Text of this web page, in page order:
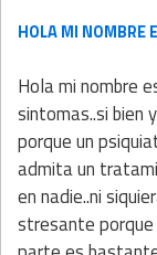
HOLA MI NOMBRE
Hola mi nombre
sintomas..si bien
porque un
admita un
en nadie..ni
stresante porque